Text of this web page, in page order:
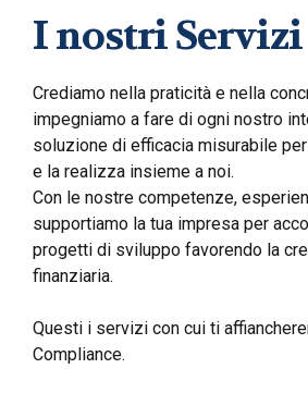
I nostri Servizi
Crediamo nella praticità e nella
impegniamo a fare di ogni nostro
soluzione di efficacia misurabile
e la realizza insieme a noi.
Con le nostre competenze,
supportiamo la tua impresa per
progetti di sviluppo favorendo la
finanziaria.
Questi i servizi con cui ti
Compliance.